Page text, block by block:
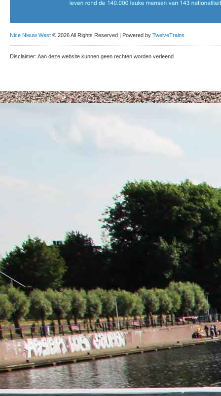
Nice Nieuw West © 2026 All Rights Reserved | Powered by TwelveTrains
Disclaimer: Aan deze website kunnen geen rechten worden verleend